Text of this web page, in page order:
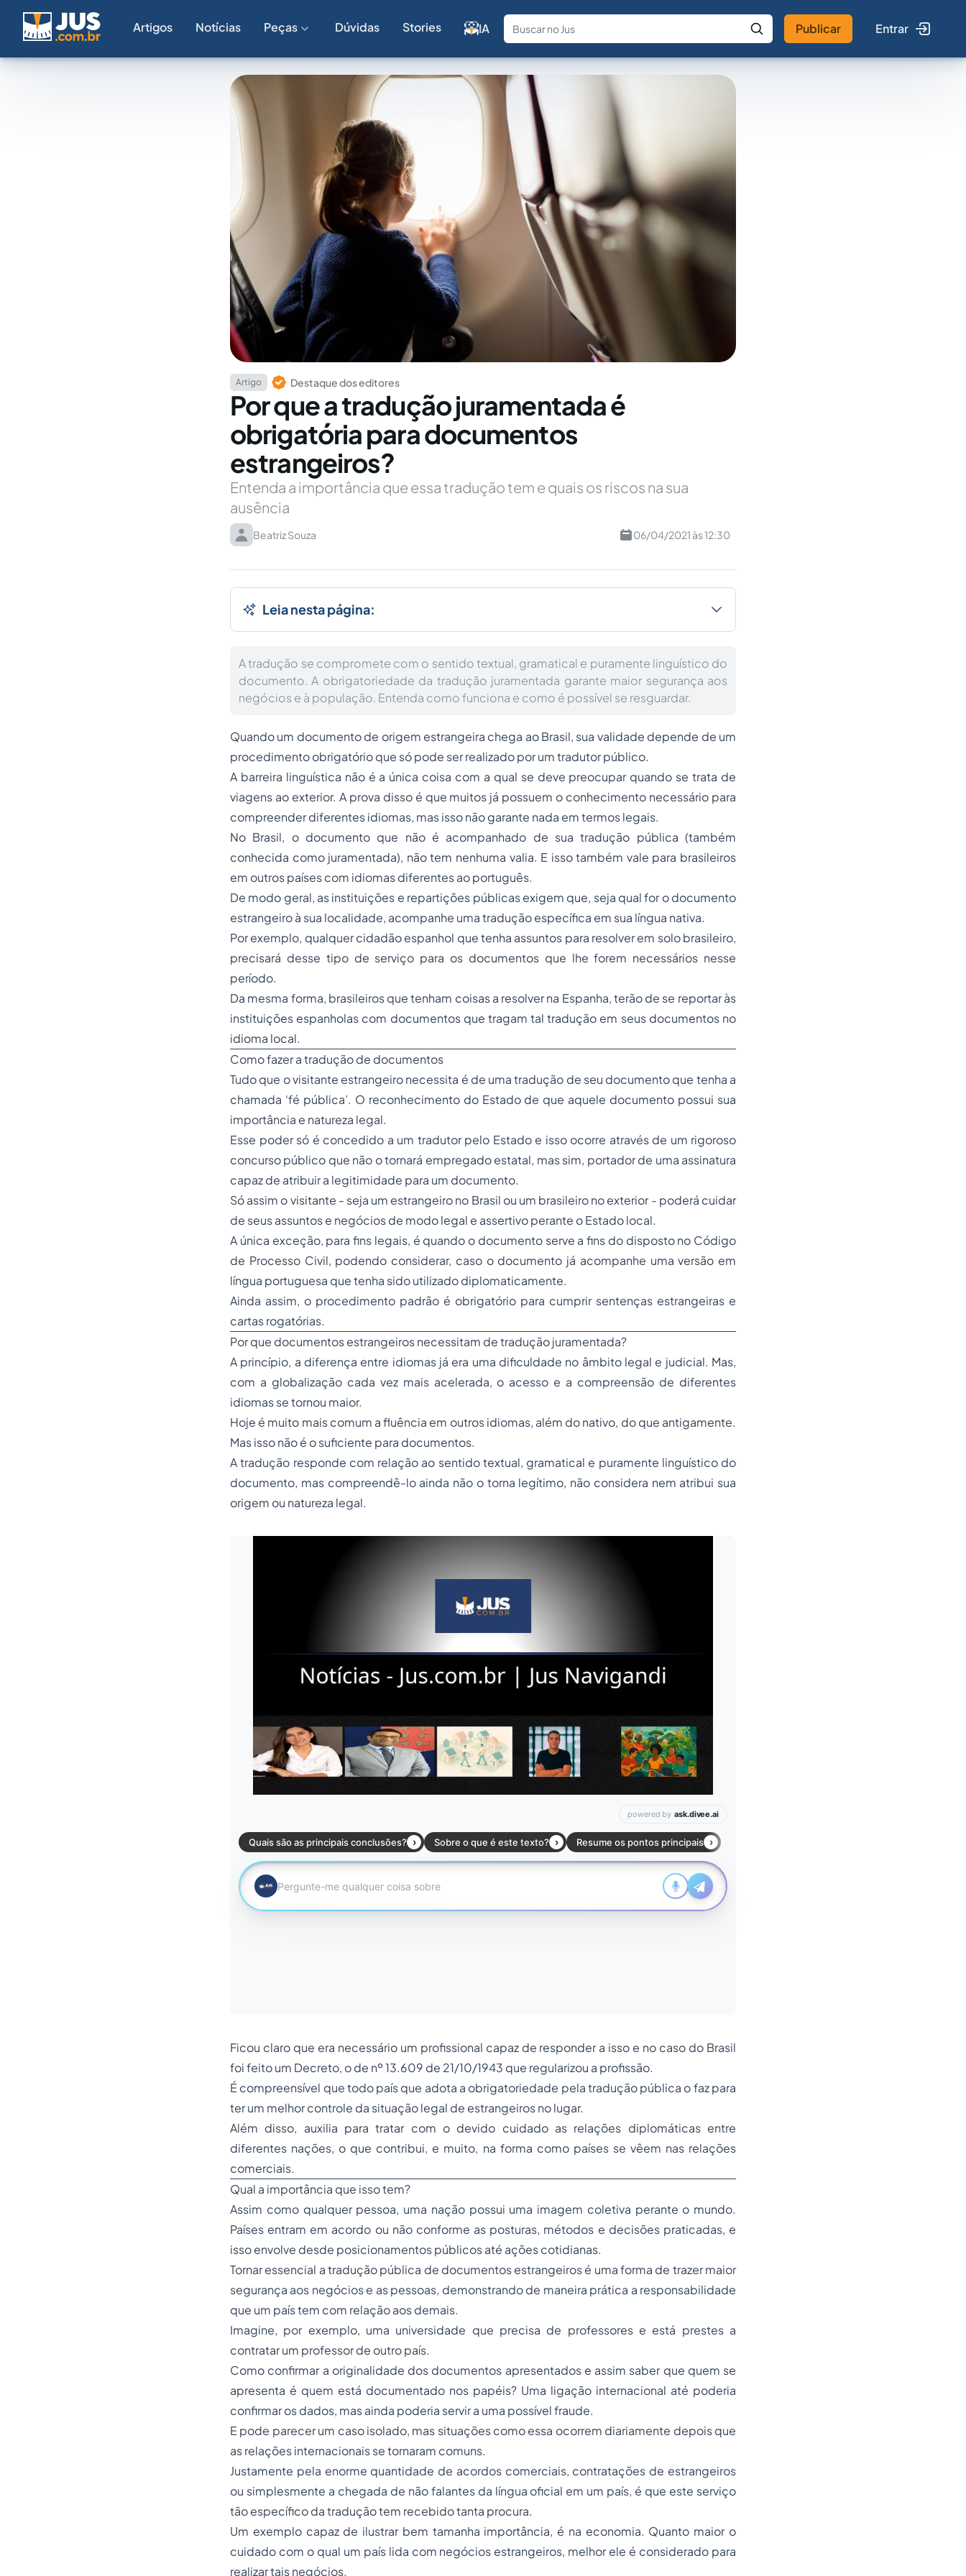
Artigos Notícias Peças Dúvidas Stories IA
Fale com a IA Buscar no Jus
Publicar Entrar
Artigo Destaque dos editores
Por que a tradução juramentada é
obrigatória para documentos
estrangeiros?
Entenda a importância que essa tradução tem e quais os riscos na sua
ausência
Beatriz Souza 06/04/2021 às 12:30
Leia nesta página:
A tradução se compromete com o sentido textual, gramatical e puramente linguístico do
documento. A obrigatoriedade da tradução juramentada garante maior segurança aos
negócios e à população. Entenda como funciona e como é possível se resguardar.
Quando um documento de origem estrangeira chega ao Brasil, sua validade depende de um
procedimento obrigatório que só pode ser realizado por um tradutor público.
A barreira linguística não é a única coisa com a qual se deve preocupar quando se trata de
viagens ao exterior. A prova disso é que muitos já possuem o conhecimento necessário para
compreender diferentes idiomas, mas isso não garante nada em termos legais.
No Brasil, o documento que não é acompanhado de sua tradução pública (também
conhecida como juramentada), não tem nenhuma valia. E isso também vale para brasileiros
em outros países com idiomas diferentes ao português.
De modo geral, as instituições e repartições públicas exigem que, seja qual for o documento
estrangeiro à sua localidade, acompanhe uma tradução específica em sua língua nativa.
Por exemplo, qualquer cidadão espanhol que tenha assuntos para resolver em solo brasileiro,
precisará desse tipo de serviço para os documentos que lhe forem necessários nesse
período.
Da mesma forma, brasileiros que tenham coisas a resolver na Espanha, terão de se reportar às
instituições espanholas com documentos que tragam tal tradução em seus documentos no
idioma local.
Como fazer a tradução de documentos
Tudo que o visitante estrangeiro necessita é de uma tradução de seu documento que tenha a
chamada ‘fé pública’. O reconhecimento do Estado de que aquele documento possui sua
importância e natureza legal.
Esse poder só é concedido a um tradutor pelo Estado e isso ocorre através de um rigoroso
concurso público que não o tornará empregado estatal, mas sim, portador de uma assinatura
capaz de atribuir a legitimidade para um documento.
Só assim o visitante - seja um estrangeiro no Brasil ou um brasileiro no exterior - poderá cuidar
de seus assuntos e negócios de modo legal e assertivo perante o Estado local.
A única exceção, para fins legais, é quando o documento serve a fins do disposto no Código
de Processo Civil, podendo considerar, caso o documento já acompanhe uma versão em
língua portuguesa que tenha sido utilizado diplomaticamente.
Ainda assim, o procedimento padrão é obrigatório para cumprir sentenças estrangeiras e
cartas rogatórias.
Por que documentos estrangeiros necessitam de tradução juramentada?
A princípio, a diferença entre idiomas já era uma dificuldade no âmbito legal e judicial. Mas,
com a globalização cada vez mais acelerada, o acesso e a compreensão de diferentes
idiomas se tornou maior.
Hoje é muito mais comum a fluência em outros idiomas, além do nativo, do que antigamente.
Mas isso não é o suficiente para documentos.
A tradução responde com relação ao sentido textual, gramatical e puramente linguístico do
documento, mas compreendê-lo ainda não o torna legítimo, não considera nem atribui sua
origem ou natureza legal.
Ficou claro que era necessário um profissional capaz de responder a isso e no caso do Brasil
foi feito um Decreto, o de nº 13.609 de 21/10/1943 que regularizou a profissão.
É compreensível que todo país que adota a obrigatoriedade pela tradução pública o faz para
ter um melhor controle da situação legal de estrangeiros no lugar.
Além disso, auxilia para tratar com o devido cuidado as relações diplomáticas entre
diferentes nações, o que contribui, e muito, na forma como países se vêem nas relações
comerciais.
Qual a importância que isso tem?
Assim como qualquer pessoa, uma nação possui uma imagem coletiva perante o mundo.
Países entram em acordo ou não conforme as posturas, métodos e decisões praticadas, e
isso envolve desde posicionamentos públicos até ações cotidianas.
Tornar essencial a tradução pública de documentos estrangeiros é uma forma de trazer maior
segurança aos negócios e as pessoas, demonstrando de maneira prática a responsabilidade
que um país tem com relação aos demais.
Imagine, por exemplo, uma universidade que precisa de professores e está prestes a
contratar um professor de outro país.
Como confirmar a originalidade dos documentos apresentados e assim saber que quem se
apresenta é quem está documentado nos papéis? Uma ligação internacional até poderia
confirmar os dados, mas ainda poderia servir a uma possível fraude.
E pode parecer um caso isolado, mas situações como essa ocorrem diariamente depois que
as relações internacionais se tornaram comuns.
Justamente pela enorme quantidade de acordos comerciais, contratações de estrangeiros
ou simplesmente a chegada de não falantes da língua oficial em um país, é que este serviço
tão específico da tradução tem recebido tanta procura.
Um exemplo capaz de ilustrar bem tamanha importância, é na economia. Quanto maior o
cuidado com o qual um país lida com negócios estrangeiros, melhor ele é considerado para
realizar tais negócios.